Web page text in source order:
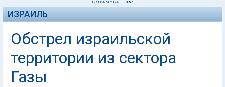
12 ЯНВАРЯ 2024 03:57
ИЗРАИЛЬ
Обстрел израильской
территории из сектора
Газы